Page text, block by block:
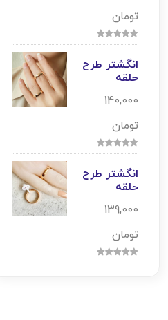
تومان
انگشتر طرح
حلقه
140,000
تومان
انگشتر طرح
حلقه
139,000
تومان